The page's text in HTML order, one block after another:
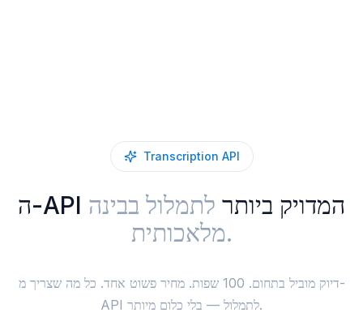
Transcription API
ה-API המדויק ביותר לתמלול בבינה
מלאכותית.
דיוק מוביל בתחום. 100 שפות. מחיר פשוט אחד. כל מה שצריך מ-
API לתמלול — בלי כלום מיותר.